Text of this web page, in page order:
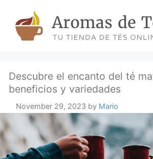
content
Descubre el encanto del té
beneficios y variedades
November 29, 2023 by Mario